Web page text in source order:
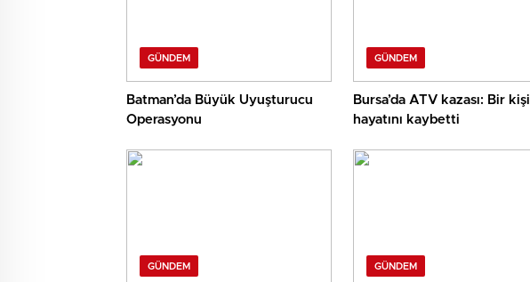
GÜNDEM
Batman’da Büyük Uyuşturucu
Operasyonu
GÜNDEM
Bursa’da ATV kazası: Bir kişi
hayatını kaybetti
GÜNDEM GÜNDEM